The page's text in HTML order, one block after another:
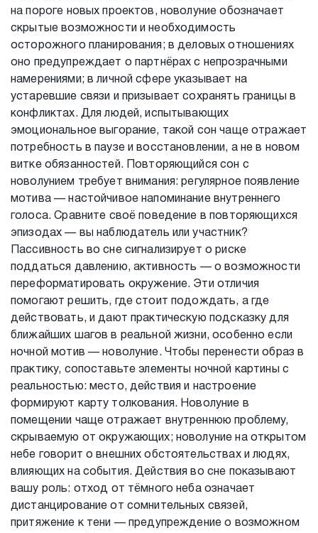
на пороге новых проектов, новолуние обозначает
скрытые возможности и необходимость
осторожного планирования; в деловых отношениях
оно предупреждает о партнёрах с непрозрачными
намерениями; в личной сфере указывает на
устаревшие связи и призывает сохранять границы в
конфликтах. Для людей, испытывающих
эмоциональное выгорание, такой сон чаще отражает
потребность в паузе и восстановлении, а не в новом
витке обязанностей. Повторяющийся сон с
новолунием требует внимания: регулярное появление
мотива — настойчивое напоминание внутреннего
голоса. Сравните своё поведение в повторяющихся
эпизодах — вы наблюдатель или участник?
Пассивность во сне сигнализирует о риске
поддаться давлению, активность — о возможности
переформатировать окружение. Эти отличия
помогают решить, где стоит подождать, а где
действовать, и дают практическую подсказку для
ближайших шагов в реальной жизни, особенно если
ночной мотив — новолуние. Чтобы перенести образ в
практику, сопоставьте элементы ночной картины с
реальностью: место, действия и настроение
формируют карту толкования. Новолуние в
помещении чаще отражает внутреннюю проблему,
скрываемую от окружающих; новолуние на открытом
небе говорит о внешних обстоятельствах и людях,
влияющих на события. Действия во сне показывают
вашу роль: отход от тёмного неба означает
дистанцирование от сомнительных связей,
притяжение к тени — предупреждение о возможном